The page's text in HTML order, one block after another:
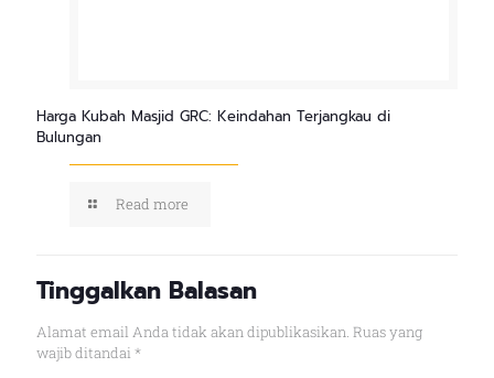
Harga Kubah Masjid GRC: Keindahan Terjangkau di
Bulungan
Read more
Tinggalkan Balasan
Alamat email Anda tidak akan dipublikasikan. Ruas yang
wajib ditandai *